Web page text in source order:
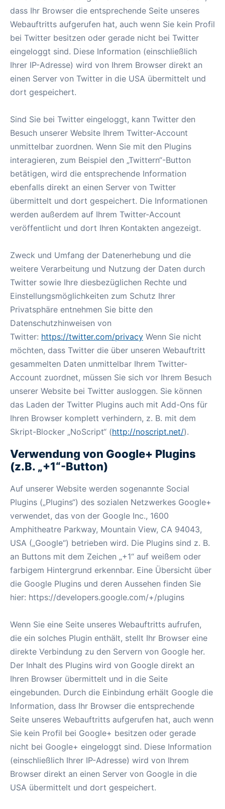
dass Ihr Browser die entsprechende Seite unseres
Webauftritts aufgerufen hat, auch wenn Sie kein Profil
bei Twitter besitzen oder gerade nicht bei Twitter
eingeloggt sind. Diese Information (einschließlich
Ihrer IP-Adresse) wird von Ihrem Browser direkt an
einen Server von Twitter in die USA übermittelt und
dort gespeichert.
Sind Sie bei Twitter eingeloggt, kann Twitter den
Besuch unserer Website Ihrem Twitter-Account
unmittelbar zuordnen. Wenn Sie mit den Plugins
interagieren, zum Beispiel den „Twittern“-Button
betätigen, wird die entsprechende Information
ebenfalls direkt an einen Server von Twitter
übermittelt und dort gespeichert. Die Informationen
werden außerdem auf Ihrem Twitter-Account
veröffentlicht und dort Ihren Kontakten angezeigt.
Zweck und Umfang der Datenerhebung und die
weitere Verarbeitung und Nutzung der Daten durch
Twitter sowie Ihre diesbezüglichen Rechte und
Einstellungsmöglichkeiten zum Schutz Ihrer
Privatsphäre entnehmen Sie bitte den
Datenschutzhinweisen von
Twitter: https://twitter.com/privacy Wenn Sie nicht
möchten, dass Twitter die über unseren Webauftritt
gesammelten Daten unmittelbar Ihrem Twitter-
Account zuordnet, müssen Sie sich vor Ihrem Besuch
unserer Website bei Twitter ausloggen. Sie können
das Laden der Twitter Plugins auch mit Add-Ons für
Ihren Browser komplett verhindern, z. B. mit dem
Skript-Blocker „NoScript“ (http://noscript.net/).
Verwendung von Google+ Plugins
(z.B. „+1“-Button)
Auf unserer Website werden sogenannte Social
Plugins („Plugins“) des sozialen Netzwerkes Google+
verwendet, das von der Google Inc., 1600
Amphitheatre Parkway, Mountain View, CA 94043,
USA („Google“) betrieben wird. Die Plugins sind z. B.
an Buttons mit dem Zeichen „+1“ auf weißem oder
farbigem Hintergrund erkennbar. Eine Übersicht über
die Google Plugins und deren Aussehen finden Sie
hier: https://developers.google.com/+/plugins
Wenn Sie eine Seite unseres Webauftritts aufrufen,
die ein solches Plugin enthält, stellt Ihr Browser eine
direkte Verbindung zu den Servern von Google her.
Der Inhalt des Plugins wird von Google direkt an
Ihren Browser übermittelt und in die Seite
eingebunden. Durch die Einbindung erhält Google die
Information, dass Ihr Browser die entsprechende
Seite unseres Webauftritts aufgerufen hat, auch wenn
Sie kein Profil bei Google+ besitzen oder gerade
nicht bei Google+ eingeloggt sind. Diese Information
(einschließlich Ihrer IP-Adresse) wird von Ihrem
Browser direkt an einen Server von Google in die
USA übermittelt und dort gespeichert.